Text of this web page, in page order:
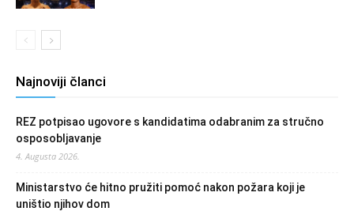
Najnoviji članci
REZ potpisao ugovore s kandidatima odabranim za stručno
osposobljavanje
4. Augusta 2026.
Ministarstvo će hitno pružiti pomoć nakon požara koji je
uništio njihov dom